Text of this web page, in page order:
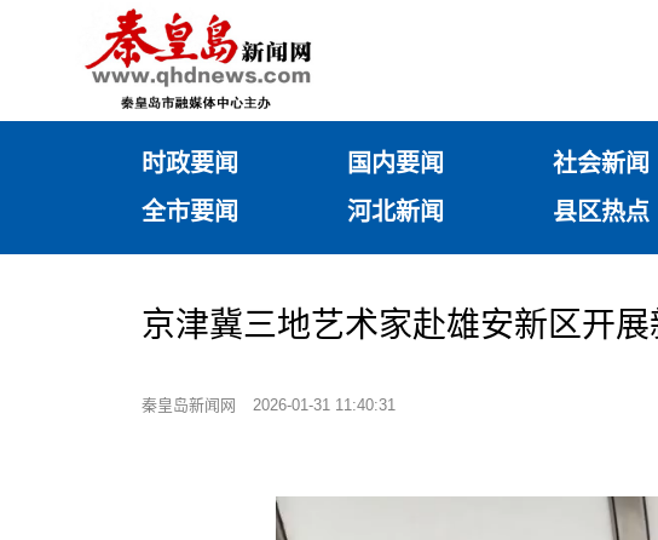
时政要闻 国内要闻 社会新闻
全市要闻
河北新闻 县区热点
京津冀三地艺术家赴雄安新区开
秦皇岛新闻网 2026-01-31 11:40:31